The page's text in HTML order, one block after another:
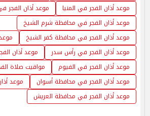
موعد أذان الفجر في المنيا
موعد أذان الفجر
موعد أذان الفجر في محافظة شرم الشيخ
موعد أذان الفجر في محافظة كفر الشيخ
موعد أذان الفجر في رأس سدر
موعد أذان
موعد أذان الفجر في الفيوم
مواقيت صلاة
موعد أذان الفجر في محافظة أسوان
موعد
موعد أذان الفجر في محافظة العريش